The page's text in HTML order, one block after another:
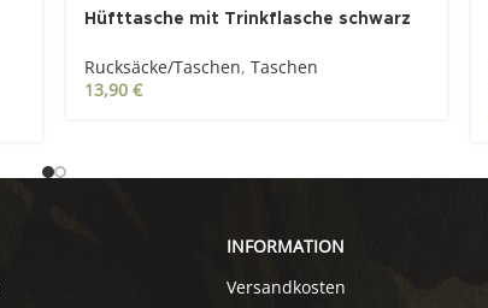
Hüfttasche mit Trinkflasche schwarz
Rucksäcke/Taschen, Taschen
13,90 €
INFORMATION
Versandkosten